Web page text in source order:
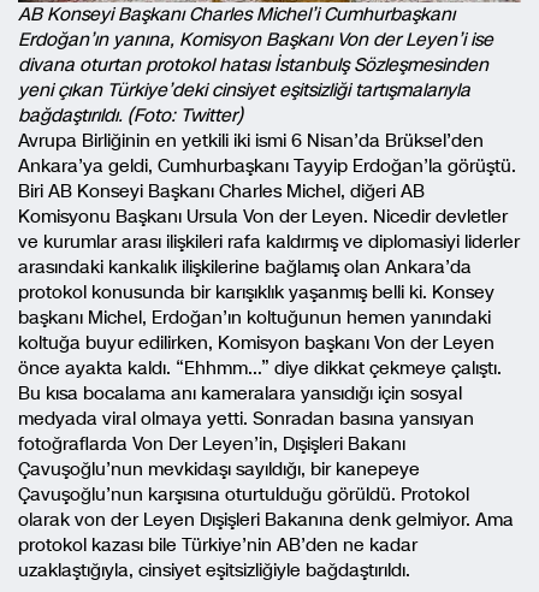
AB Konseyi Başkanı Charles Michel’i Cumhurbaşkanı
Erdoğan’ın yanına, Komisyon Başkanı Von der Leyen’i ise
divana oturtan protokol hatası İstanbulş Sözleşmesinden
yeni çıkan Türkiye’deki cinsiyet eşitsizliği tartışmalarıyla
bağdaştırıldı. (Foto: Twitter)
Avrupa Birliğinin en yetkili iki ismi 6 Nisan’da Brüksel’den
Ankara’ya geldi, Cumhurbaşkanı Tayyip Erdoğan’la görüştü.
Biri AB Konseyi Başkanı Charles Michel, diğeri AB
Komisyonu Başkanı Ursula Von der Leyen. Nicedir devletler
ve kurumlar arası ilişkileri rafa kaldırmış ve diplomasiyi liderler
arasındaki kankalık ilişkilerine bağlamış olan Ankara’da
protokol konusunda bir karışıklık yaşanmış belli ki. Konsey
başkanı Michel, Erdoğan’ın koltuğunun hemen yanındaki
koltuğa buyur edilirken, Komisyon başkanı Von der Leyen
önce ayakta kaldı. “Ehhmm…” diye dikkat çekmeye çalıştı.
Bu kısa bocalama anı kameralara yansıdığı için sosyal
medyada viral olmaya yetti. Sonradan basına yansıyan
fotoğraflarda Von Der Leyen’in, Dışişleri Bakanı
Çavuşoğlu’nun mevkidaşı sayıldığı, bir kanepeye
Çavuşoğlu’nun karşısına oturtulduğu görüldü. Protokol
olarak von der Leyen Dışişleri Bakanına denk gelmiyor. Ama
protokol kazası bile Türkiye’nin AB’den ne kadar
uzaklaştığıyla, cinsiyet eşitsizliğiyle bağdaştırıldı.